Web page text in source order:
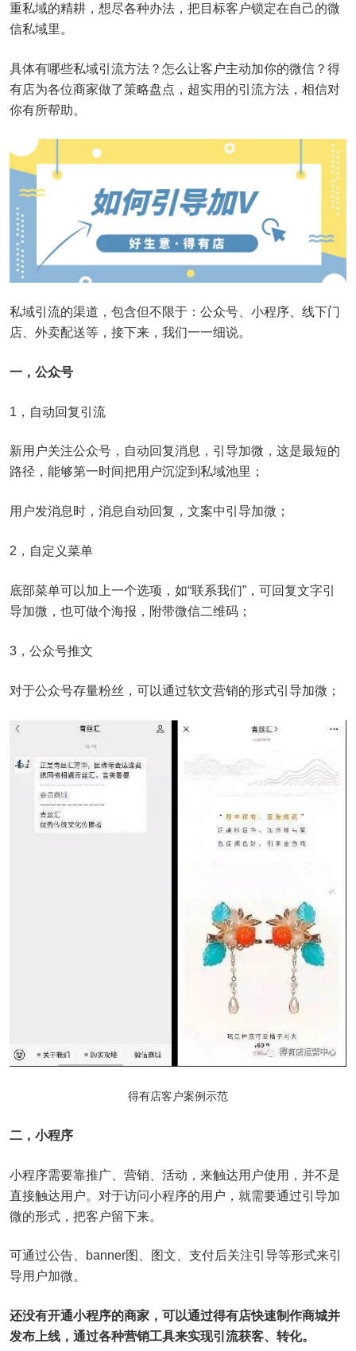
重私域的精耕，想尽各种办法，把目标客户锁定在自己的微
信私域里。
具体有哪些私域引流方法？怎么让客户主动加你的微信？得
有店为各位商家做了策略盘点，超实用的引流方法，相信对
你有所帮助。
私域引流的渠道，包含但不限于：公众号、小程序、线下门
店、外卖配送等，接下来，我们一一细说。
一，公众号
1，自动回复引流
新用户关注公众号，自动回复消息，引导加微，这是最短的
路径，能够第一时间把用户沉淀到私域池里；
用户发消息时，消息自动回复，文案中引导加微；
2，自定义菜单
底部菜单可以加上一个选项，如“联系我们”，可回复文字引
导加微，也可做个海报，附带微信二维码；
3，公众号推文
对于公众号存量粉丝，可以通过软文营销的形式引导加微；
得有店客户案例示范
二，小程序
小程序需要靠推广、营销、活动，来触达用户使用，并不是
直接触达用户。对于访问小程序的用户，就需要通过引导加
微的形式，把客户留下来。
可通过公告、banner图、图文、支付后关注引导等形式来引
导用户加微。
还没有开通小程序的商家，可以通过得有店快速制作商城并
发布上线，通过各种营销工具来实现引流获客、转化。